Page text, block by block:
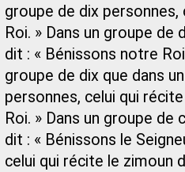
groupe de dix
Roi. » Dans un groupe
dit : « Bénissons notre
groupe de dix que dans
personnes, celui qui
Roi. » Dans un groupe
dit : « Bénissons le
celui qui récite le zimoun